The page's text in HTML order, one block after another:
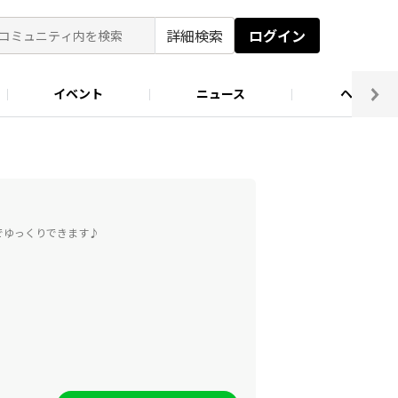
詳細検索 ログイン
イベント ニュース ヘルプ
ゆっくりできます♪